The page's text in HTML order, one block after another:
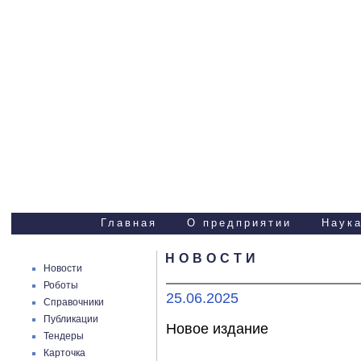
Главная О предприятии
Новости
Роботы
Справочники
Публикации
Тендеры
Карточка
НОВОСТИ
25.06.2025
Новое издание